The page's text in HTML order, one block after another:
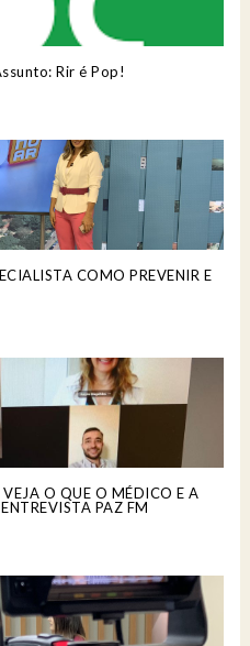
Rir é Pop!
COMO PREVENIR E
O QUE O MÉDICO E A
PAZ FM